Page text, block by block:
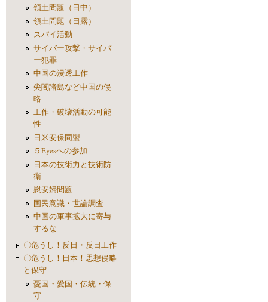
領土問題（日中）
領土問題（日露）
スパイ活動
サイバー攻撃・サイバ
ー犯罪
中国の浸透工作
尖閣諸島など中国の侵
略
工作・破壊活動の可能
性
日米安保同盟
５Eyesへの参加
日本の技術力と技術防
衛
慰安婦問題
国民意識・世論調査
中国の軍事拡大に寄与
するな
〇危うし！反日・反日工作
〇危うし！日本！思想侵略
と保守
憂国・愛国・伝統・保
守